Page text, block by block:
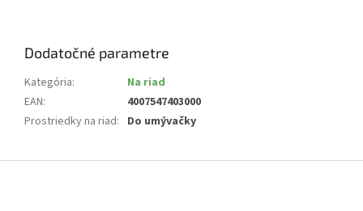
Dodatočné parametre
Kategória:
Na riad
EAN:
4007547403000
Prostriedky na riad: Do umývačky